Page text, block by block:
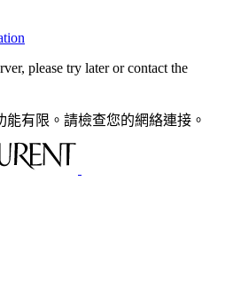
please try later or contact the
有限。請檢查您的網絡連接。